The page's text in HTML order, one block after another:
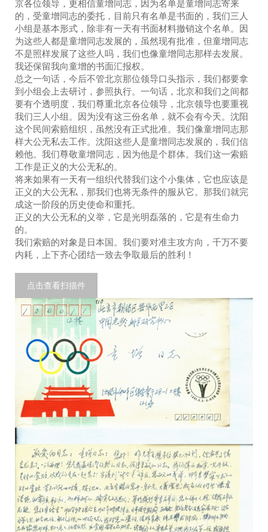
京各位领导，更相信童增同志，因为名单是童增同志寄来
的，受童增同志的委托，目前只有名单是书面的，我们三人
小组是基本形式，除非有一天有书面材料撤销这个名单。因
为这些人都是童增同志发展的，虽然现有批准，但童增同志
不是照样发展了这些人吗，我们也像童增同志那样去发展。
我还保留我向童增的书面汇报权。
总之一句话，今后不管北京那位领导口头指示，我们都要拿
到小组会上去研讨，参照执行。一句话，北京和我们之间都
要有个透明度，我们尊重北京各位领导，北京领导也要重视
我们三人小组。因为没有这三份名单，就不会有今天。沈阳
这个民间索赔组织，虽然没有正式批准。我们像童增同志那
样大公无私去工作。沈阳这些人是童增同志发展的，我们信
赖他。我们尊敬童增同志，因为他是个群体。我们这一索赔
工作是正义的大公无私的。
将来如果有一天有一组织代替我们这个小集体，它也应该是
正义的大公无私，那我们也将无条件的服从它。那我们就完
成这一阶段的历史使命和重托。
正义的大公无私的义举，它是光明磊落的，它是有生命力
的。
我们索赔的对象是日本国。我们要对准主攻方向，千万不要
内耗，上下齐心团结一致去争取最后的胜利！